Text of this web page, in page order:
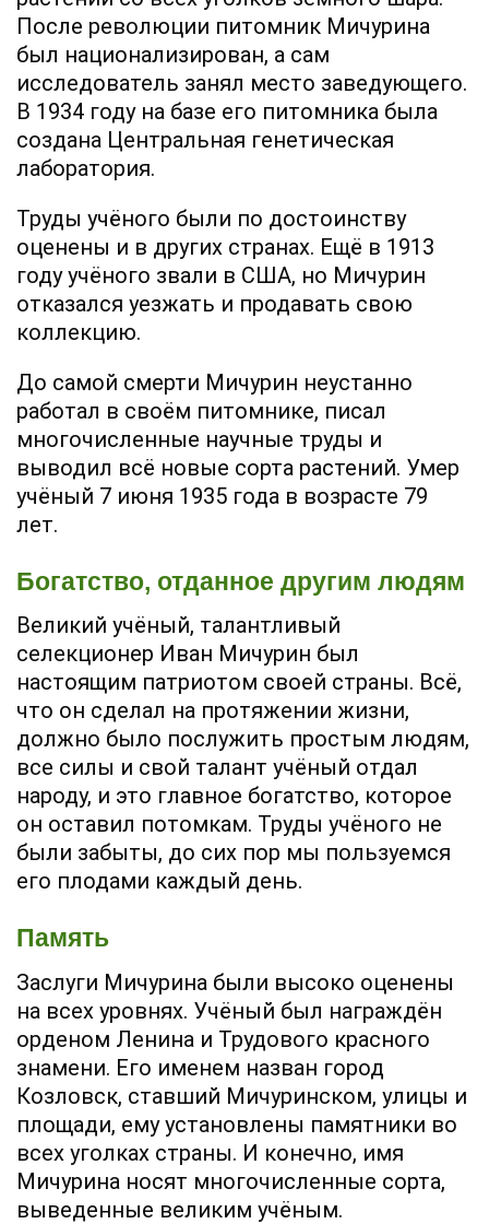
После революции питомник Мичурина
был национализирован, а сам
исследователь занял место заведующего.
В 1934 году на базе его питомника была
создана Центральная генетическая
лаборатория.
Труды учёного были по достоинству
оценены и в других странах. Ещё в 1913
году учёного звали в США, но Мичурин
отказался уезжать и продавать свою
коллекцию.
До самой смерти Мичурин неустанно
работал в своём питомнике, писал
многочисленные научные труды и
выводил всё новые сорта растений. Умер
учёный 7 июня 1935 года в возрасте 79
лет.
Богатство, отданное другим людям
Великий учёный, талантливый
селекционер Иван Мичурин был
настоящим патриотом своей страны. Всё,
что он сделал на протяжении жизни,
должно было послужить простым людям,
все силы и свой талант учёный отдал
народу, и это главное богатство, которое
он оставил потомкам. Труды учёного не
были забыты, до сих пор мы пользуемся
его плодами каждый день.
Память
Заслуги Мичурина были высоко оценены
на всех уровнях. Учёный был награждён
орденом Ленина и Трудового красного
знамени. Его именем назван город
Козловск, ставший Мичуринском, улицы и
площади, ему установлены памятники во
всех уголках страны. И конечно, имя
Мичурина носят многочисленные сорта,
выведенные великим учёным.